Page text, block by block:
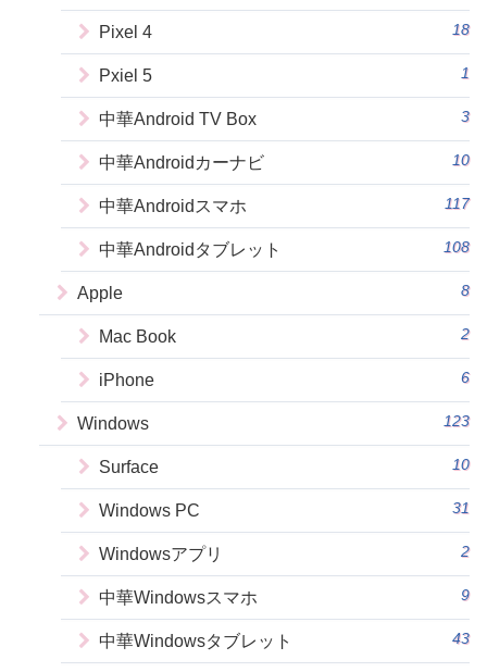
Pixel 4 18
Pxiel 5 1
中華Android TV Box 3
中華Androidカーナビ 10
中華Androidスマホ 117
中華Androidタブレット 108
Apple 8
Mac Book 2
iPhone 6
Windows 123
Surface 10
Windows PC 31
Windowsアプリ 2
中華Windowsスマホ 9
中華Windowsタブレット 43